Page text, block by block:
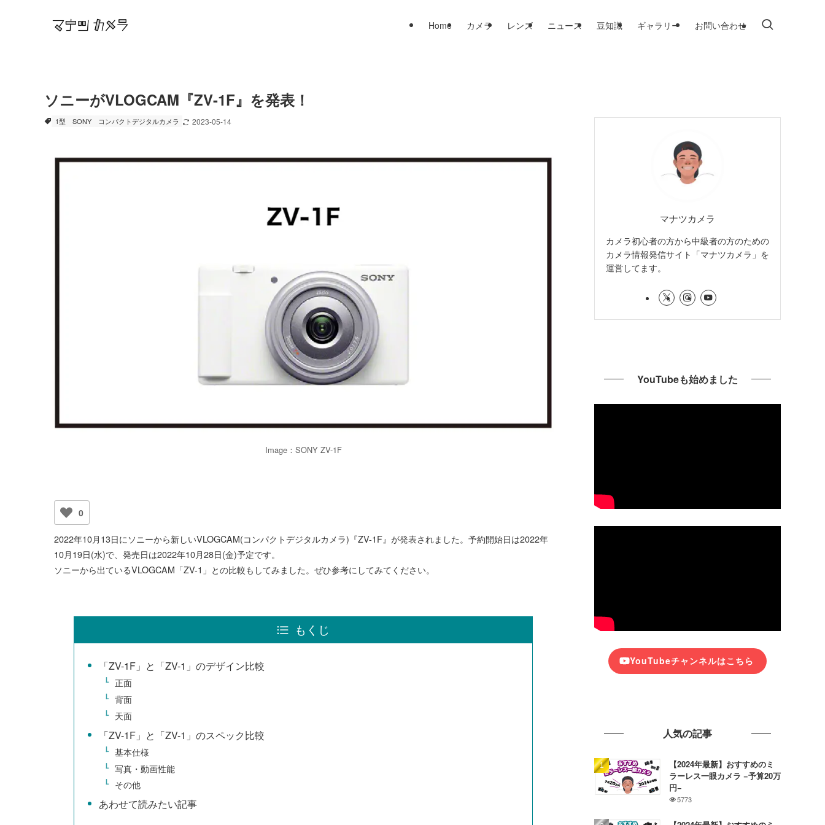
Home カメラ レンズ ニュース 豆知識 ギャラリー お問い合わせ
ソニーがVLOGCAM『ZV-1F』を発表！
1型 SONY コンパクトデジタルカメラ 2023-05-14
Image：SONY ZV-1F
0
2022年10月13日にソニーから新しいVLOGCAM(コンパクトデジタルカメラ)『ZV-1F』が発表されました。予約開始日は2022年
10月19日(水)で、発売日は2022年10月28日(金)予定です。
ソニーから出ているVLOGCAM「ZV-1」との比較もしてみました。ぜひ参考にしてみてください。
もくじ
「ZV-1F」と「ZV-1」のデザイン比較
正面
背面
天面
「ZV-1F」と「ZV-1」のスペック比較
基本仕様
写真・動画性能
その他
あわせて読みたい記事
マナツカメラ
カメラ初心者の方から中級者の方のための
カメラ情報発信サイト「マナツカメラ」を
運営してます。
YouTubeも始めました
YouTubeチャンネルはこちら
人気の記事
【2024年最新】おすすめのミ
ラーレス一眼カメラ −予算20万
円−
5773